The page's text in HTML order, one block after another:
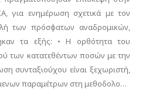
για ενημέρωση σχετικά με τον
των πρόσφατων αναδρομικών,
τα εξής: • Η ορθότητα του
των κατατεθέντων ποσών με την
συνταξιούχου είναι ξεχωριστή,
παραμέτρων στη μεθοδολο…